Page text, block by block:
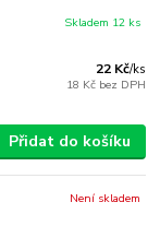
22 Kč/ks
18 Kč bez DPH
Skladem 12 ks
Přidat do košíku
Není skladem